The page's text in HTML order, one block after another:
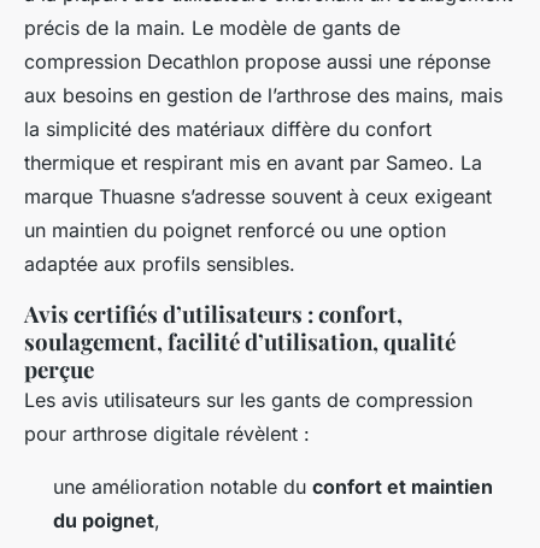
précis de la main. Le modèle de gants de
compression Decathlon propose aussi une réponse
aux besoins en gestion de l’arthrose des mains, mais
la simplicité des matériaux diffère du confort
thermique et respirant mis en avant par Sameo. La
marque Thuasne s’adresse souvent à ceux exigeant
un maintien du poignet renforcé ou une option
adaptée aux profils sensibles.
Avis certifiés d’utilisateurs : confort,
soulagement, facilité d’utilisation, qualité
perçue
Les avis utilisateurs sur les gants de compression
pour arthrose digitale révèlent :
une amélioration notable du confort et maintien
du poignet,